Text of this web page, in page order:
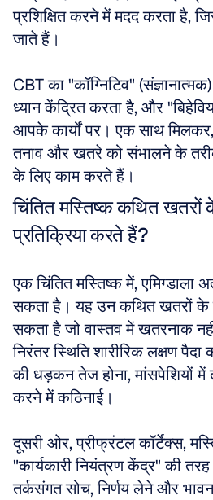
प्रशिक्षित करने में मदद करता है,
जाते हैं।
CBT का "कॉग्निटिव"
ध्यान केंद्रित करता है, और
आपके कार्यों पर। एक साथ मिलकर,
तनाव और खतरे को संभालने के
के लिए काम करते हैं।
चिंतित मस्तिष्क कथित
प्रतिक्रिया करते हैं?
एक चिंतित मस्तिष्क में, एमिग्डाला
सकता है। यह उन कथित खतरों के
सकता है जो वास्तव में खतरनाक
निरंतर स्थिति शारीरिक लक्षण
की धड़कन तेज होना, मांसपेशियों में
करने में कठिनाई।
दूसरी ओर, प्रीफ्रंटल कॉर्टेक्स,
"कार्यकारी नियंत्रण केंद्र" की
तर्कसंगत सोच, निर्णय लेने और